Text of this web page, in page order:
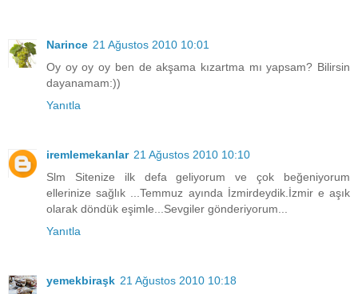
Narince 21 Ağustos 2010 10:01
Oy oy oy oy ben de akşama kızartma mı yapsam? Bilirsin
dayanamam:))
Yanıtla
iremlemekanlar 21 Ağustos 2010 10:10
Slm Sitenize ilk defa geliyorum ve çok beğeniyorum
ellerinize sağlık ...Temmuz ayında İzmirdeydik.İzmir e aşık
olarak döndük eşimle...Sevgiler gönderiyorum...
Yanıtla
yemekbiraşk 21 Ağustos 2010 10:18